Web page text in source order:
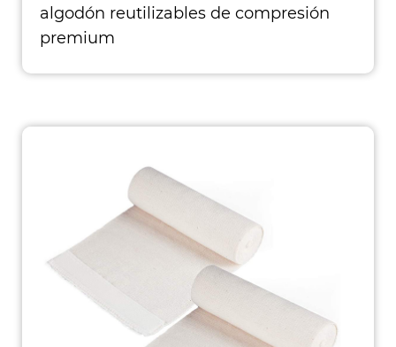
algodón reutilizables de compresión
premium